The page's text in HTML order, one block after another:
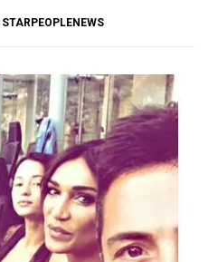
STARPEOPLENEWS